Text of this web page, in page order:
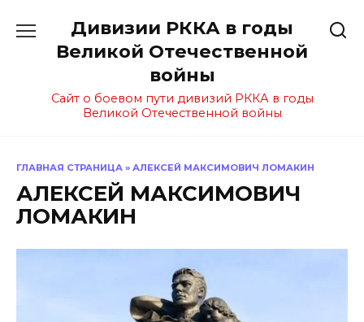
содержанию
Дивизии РККА в годы
Великой Отечественной
войны
Сайт о боевом пути дивизий РККА в годы
Великой Отечественной войны
ГЛАВНАЯ СТРАНИЦА » АЛЕКСЕЙ МАКСИМОВИЧ ЛОМАКИН
АЛЕКСЕЙ МАКСИМОВИЧ
ЛОМАКИН